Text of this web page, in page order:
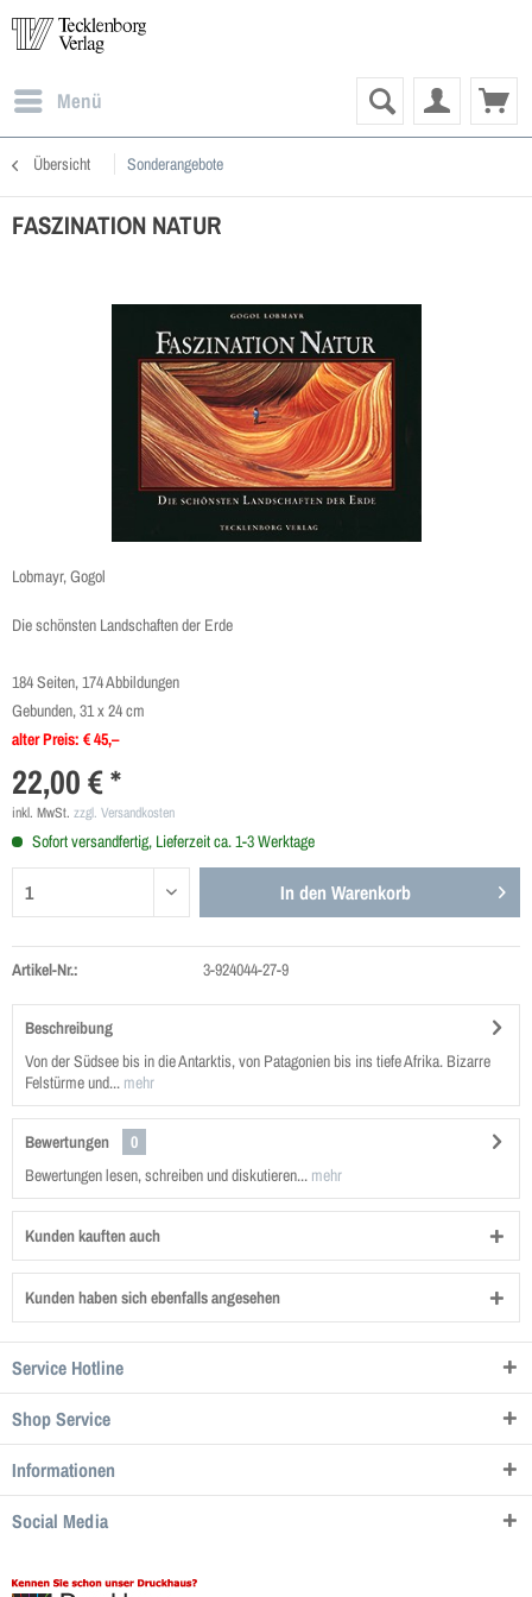
Menü
Übersicht Sonderangebote
FASZINATION NATUR
Lobmayr, Gogol
Die schönsten Landschaften der Erde
184 Seiten, 174 Abbildungen
Gebunden, 31 x 24 cm
alter Preis: € 45,–
22,00 € *
inkl. MwSt. zzgl. Versandkosten
Sofort versandfertig, Lieferzeit ca. 1-3 Werktage
In den Warenkorb
Artikel-Nr.: 3-924044-27-9
Beschreibung
Von der Südsee bis in die Antarktis, von Patagonien bis ins tiefe Afrika. Bizarre
Felstürme und... mehr
Bewertungen
0
Bewertungen lesen, schreiben und diskutieren... mehr
Kunden kauften auch
Kunden haben sich ebenfalls angesehen
Service Hotline
Shop Service
Informationen
Social Media